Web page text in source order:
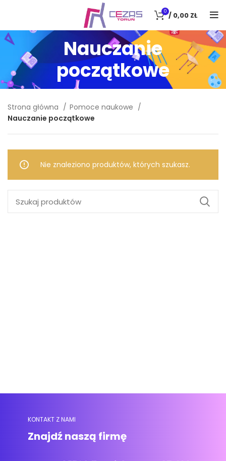
0 / 0,00 ZŁ
Nauczanie
początkowe
Strona główna
Pomoce naukowe
Nauczanie początkowe
Nie znaleziono produktów, których szukasz.
KONTAKT Z NAMI
Znajdź naszą firmę